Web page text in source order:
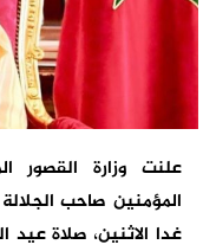
علنت وزارة القصور
المؤمنين صاحب
غدا الاثنين، صلاة